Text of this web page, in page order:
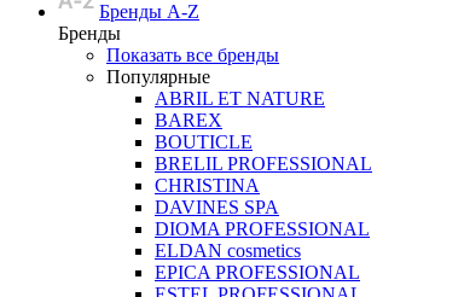
Бренды A-Z
Бренды
Показать все бренды
Популярные
ABRIL ET NATURE
BAREX
BOUTICLE
BRELIL PROFESSIONAL
CHRISTINA
DAVINES SPA
DIOMA PROFESSIONAL
ELDAN cosmetics
EPICA PROFESSIONAL